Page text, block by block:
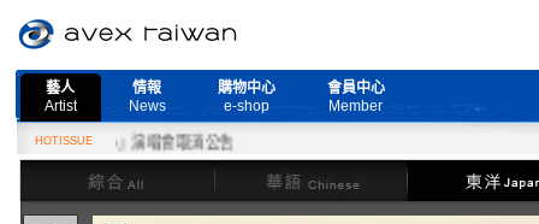
藝人
Artist
情報
News
購物中心
e-shop
會員中心
Member
HOTISSUE
Live』演唱會取消公告
綜合
華語 東洋